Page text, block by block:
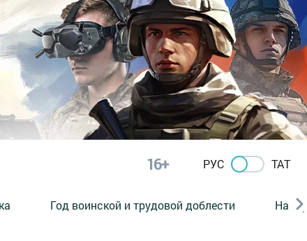
16+ РУС ТАТ
Год воинской и трудовой доблести